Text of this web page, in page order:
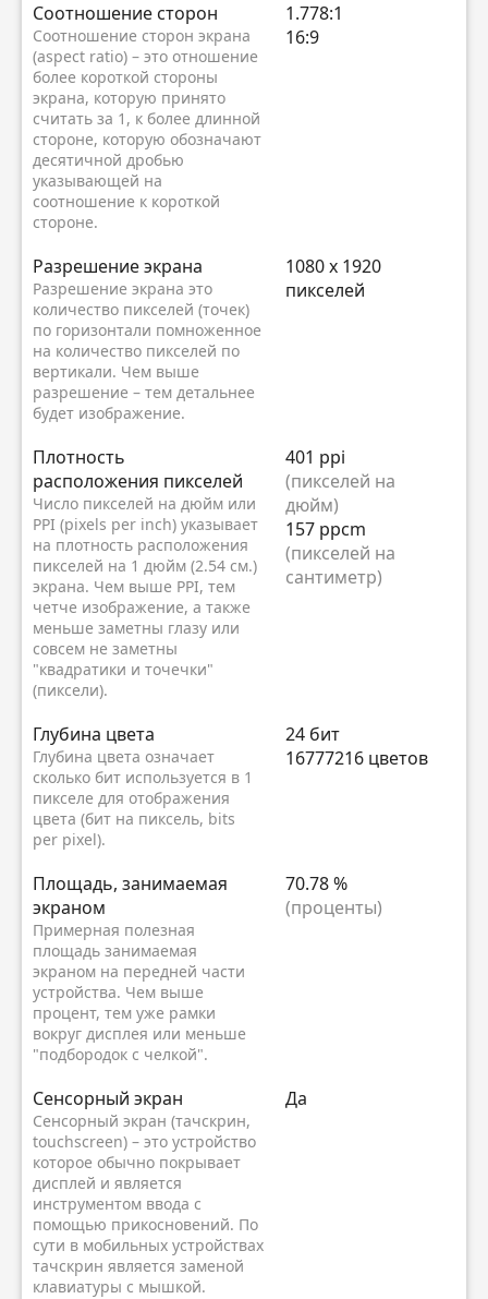
Соотношение сторон
Соотношение сторон экрана
(aspect ratio) – это отношение
более короткой стороны
экрана, которую принято
считать за 1, к более длинной
стороне, которую обозначают
десятичной дробью
указывающей на
соотношение к короткой
стороне.
1.778:1
16:9
Разрешение экрана
Разрешение экрана это
количество пикселей (точек)
по горизонтали помноженное
на количество пикселей по
вертикали. Чем выше
разрешение – тем детальнее
будет изображение.
1080 x 1920
пикселей
Плотность
расположения пикселей
Число пикселей на дюйм или
PPI (pixels per inch) указывает
на плотность расположения
пикселей на 1 дюйм (2.54 см.)
экрана. Чем выше PPI, тем
четче изображение, а также
меньше заметны глазу или
совсем не заметны
"квадратики и точечки"
(пиксели).
401 ppi
(пикселей на
дюйм)
157 ppcm
(пикселей на
сантиметр)
Глубина цвета
Глубина цвета означает
сколько бит используется в 1
пикселе для отображения
цвета (бит на пиксель, bits
per pixel).
24 бит
16777216 цветов
Площадь, занимаемая
экраном
Примерная полезная
площадь занимаемая
экраном на передней части
устройства. Чем выше
процент, тем уже рамки
вокруг дисплея или меньше
"подбородок с челкой".
70.78 %
(проценты)
Сенсорный экран
Сенсорный экран (тачскрин,
touchscreen) – это устройство
которое обычно покрывает
дисплей и является
инструментом ввода с
помощью прикосновений. По
сути в мобильных устройствах
тачскрин является заменой
клавиатуры с мышкой.
Да